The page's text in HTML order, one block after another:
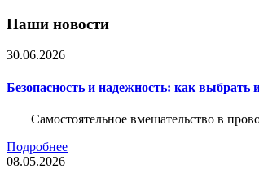
Наши новости
30.06.2026
Безопасность и надежность: как выбрать
Самостоятельное вмешательство в
Подробнее
08.05.2026